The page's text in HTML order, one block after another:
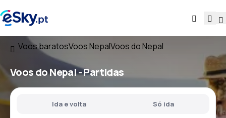
Voos baratosVoos NepalVoos do Nepal
Voosdo Nepal- Partidas
Ida e volta Só ida